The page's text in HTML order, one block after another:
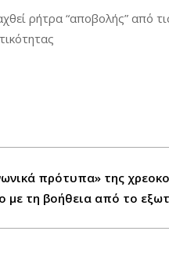
ρήτρα “αποβολής” από
πρότυπα» της
με τη βοήθεια από το